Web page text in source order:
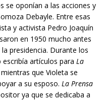
se oponían a las acciones y
Debayle. Entre esas
y activista Pedro Joaquín
en 1950 mucho antes
presidencia. Durante los
artículos para La
que Violeta se
a su esposo. La Prensa
ya que se dedicaba a